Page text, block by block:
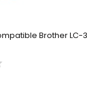
Brother LC-